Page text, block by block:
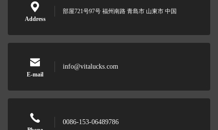
Address
部屋721号97号 福州南路 青島市 山東市 中国
E-mail
info@vitalucks.com
0086-153-06489786